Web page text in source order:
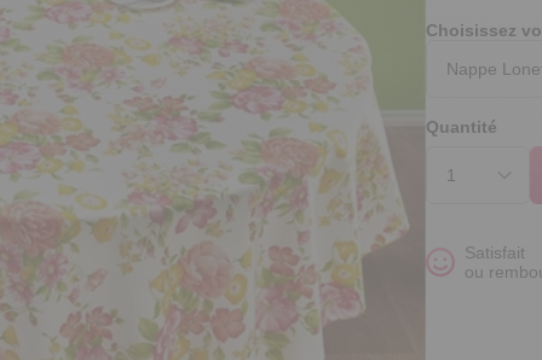
Choisissez
Quantité
Satisfait
ou